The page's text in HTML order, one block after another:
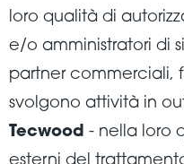
loro qualità di
e/o amministratori di
partner commerciali,
svolgono attività in
Tecwood - nella loro